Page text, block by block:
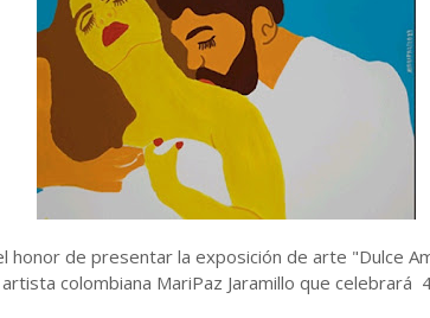
honor de presentar la exposición de arte "Dulce
colombiana MariPaz Jaramillo que celebrará